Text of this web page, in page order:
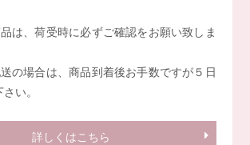
は、荷受時に必ずご確認をお願い致しま
の場合は、商品到着後お手数ですが５日
い。
詳しくはこちら